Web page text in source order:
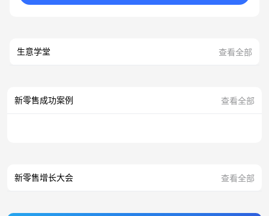
生意学堂 查看全部
新零售成功案例 查看全部
新零售增长大会 查看全部